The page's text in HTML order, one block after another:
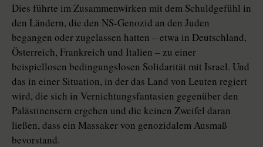
Dies führte im Zusammenwirken mit dem Schuldgefühl in
den Ländern, die den NS-Genozid an den Juden
begangen oder zugelassen hatten – etwa in Deutschland,
Österreich, Frankreich und Italien – zu einer
beispiellosen bedingungslosen Solidarität mit Israel. Und
das in einer Situation, in der das Land von Leuten regiert
wird, die sich in Vernichtungsfantasien gegenüber den
Palästinensern ergehen und die keinen Zweifel daran
ließen, dass ein Massaker von genozidalem Ausmaß
bevorstand.